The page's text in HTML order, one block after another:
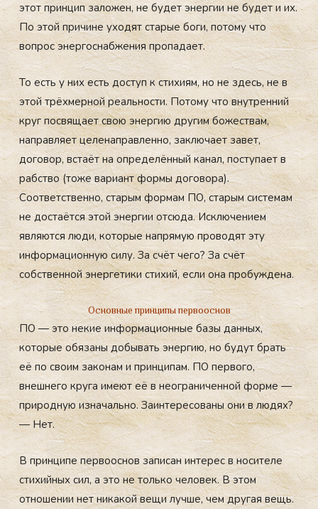
этот принцип заложен, не будет энергии не будет и их.
По этой причине уходят старые боги, потому что
вопрос энергоснабжения пропадает.
То есть у них есть доступ к стихиям, но не здесь, не в
этой трёхмерной реальности. Потому что внутренний
круг посвящает свою энергию другим божествам,
направляет целенаправленно, заключает завет,
договор, встаёт на определённый канал, поступает в
рабство (тоже вариант формы договора).
Соответственно, старым формам ПО, старым системам
не достаётся этой энергии отсюда. Исключением
являются люди, которые напрямую проводят эту
информационную силу. За счёт чего? За счёт
собственной энергетики стихий, если она пробуждена.
Основные принципы первооснов
ПО — это некие информационные базы данных,
которые обязаны добывать энергию, но будут брать
её по своим законам и принципам. ПО первого,
внешнего круга имеют её в неограниченной форме —
природную изначально. Заинтересованы они в людях?
— Нет.
В принципе первооснов записан интерес в носителе
стихийных сил, а это не только человек. В этом
отношении нет никакой вещи лучше, чем другая вещь.